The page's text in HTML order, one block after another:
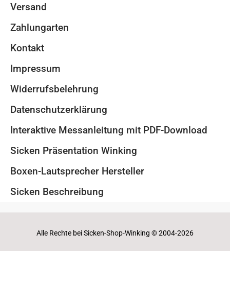
Versand
Zahlungarten
Kontakt
Impressum
Widerrufsbelehrung
Datenschutzerklärung
Interaktive Messanleitung mit PDF-Download
Sicken Präsentation Winking
Boxen-Lautsprecher Hersteller
Sicken Beschreibung
Alle Rechte bei Sicken-Shop-Winking © 2004-2026